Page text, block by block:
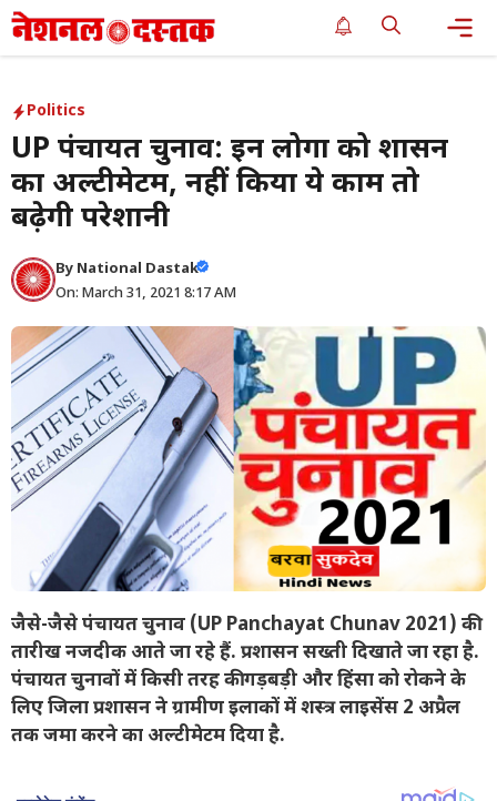
Skip
to
Politics
UP पंचायत चुनाव: इन लोगों को शासन
का अल्टीमेटम, नहीं किया ये काम तो
बढ़ेगी परेशानी
By National Dastak
On: March 31, 2021 8:17 AM
जैसे-जैसे पंचायत चुनाव (UP Panchayat Chunav 2021) की
तारीख नजदीक आते जा रहे हैं. प्रशासन सख्ती दिखाते जा रहा है.
पंचायत चुनावों में किसी तरह की गड़बड़ी और हिंसा को रोकने के
लिए जिला प्रशासन ने ग्रामीण इलाकों में शस्त्र लाइसेंस 2 अप्रैल
तक जमा करने का अल्टीमेटम दिया है.